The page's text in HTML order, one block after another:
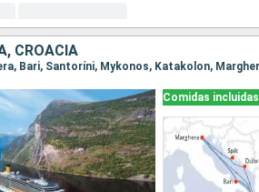
CROACIA
Comidas incluidas